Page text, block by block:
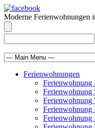
Moderne Ferienwohnungen
Ferienwohnungen
Ferienwohnung
Ferienwohnung
Ferienwohnung
Ferienwohnung
Ferienwohnung